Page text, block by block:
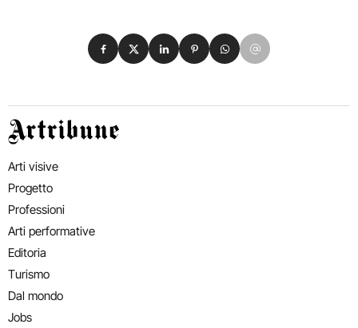
Condividi su Facebook
Condividi su X
Condividi su LinkedIn
Condividi su Pinterest
Condividi su WhatsApp
Condividi su Email
Artribune
Arti visive
Progetto
Professioni
Arti performative
Editoria
Turismo
Dal mondo
Jobs